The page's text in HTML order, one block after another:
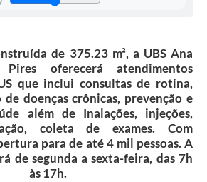
de 375.23 m², a UBS Ana
oferecerá atendimentos
que inclui consultas de rotina,
doenças crônicas, prevenção e
além de Inalações, injeções,
coleta de exames. Com
para de até 4 mil pessoas. A
de segunda a sexta-feira, das 7h
às 17h.